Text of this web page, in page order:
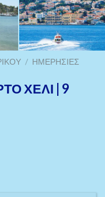
/ ΗΜΕΡΉΣΙΕΣ
ΧΕΛΙ | 9